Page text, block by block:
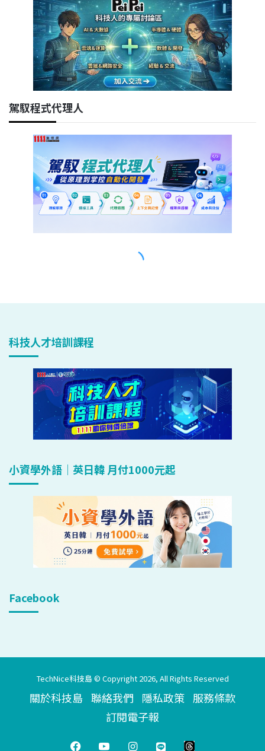
科技人才培訓課程
小資學外語｜英日韓 月付1000元起
Facebook
TechNice科技島 © Copyright 2026, All Rights Reserved
關於科技島 聯絡我們 隱私政策 服務條款
訂閱電子報